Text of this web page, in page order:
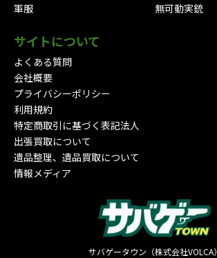
軍服
無可動実銃
サイトについて
よくある質問
会社概要
プライバシーポリシー
利用規約
特定商取引に基づく表記法人
出張買取について
遺品整理、遺品買取について
情報メディア
サバゲータウン（株式会社VOLCA）